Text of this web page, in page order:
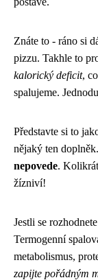
Znáte to - ráno si
pizzu. Takhle to
kalorický deficit,
spalujeme.
Představte si to
nějaký ten doplněk.
nepovede.
žízniví!
Jestli se
Termogenní
metabolismus,
zapijte pořádným